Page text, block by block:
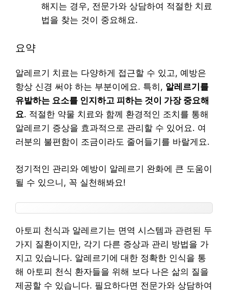
해지는 경우, 전문가와 상담하여 적절한 치료
법을 찾는 것이 중요해요.
요약
알레르기 치료는 다양하게 접근할 수 있고, 예방은
항상 신경 써야 하는 부분이에요. 특히, 알레르기를
유발하는 요소를 인지하고 피하는 것이 가장 중요해
요. 적절한 약물 치료와 함께 환경적인 조치를 통해
알레르기 증상을 효과적으로 관리할 수 있어요. 여
러분의 불편함이 조금이라도 줄어들기를 바랄게요.
정기적인 관리와 예방이 알레르기 완화에 큰 도움이
될 수 있으니, 꼭 실천해봐요!
아토피 천식과 알레르기는 면역 시스템과 관련된 두
가지 질환이지만, 각기 다른 증상과 관리 방법을 가
지고 있습니다. 알레르기에 대한 정확한 인식을 통
해 아토피 천식 환자들을 위해 보다 나은 삶의 질을
제공할 수 있습니다. 필요하다면 전문가와 상담하여